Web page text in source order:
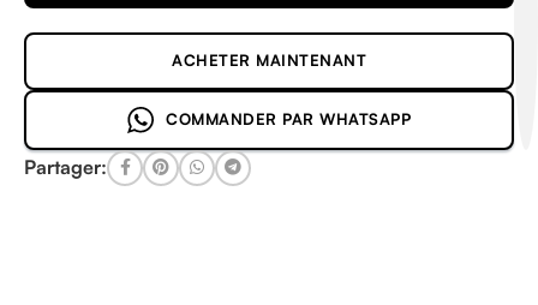
ACHETER MAINTENANT
COMMANDER PAR WHATSAPP
Partager: